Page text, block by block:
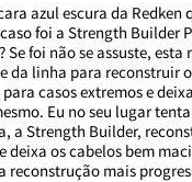
azul escura da Redken
foi a Strength Builder
Se foi não se assuste, esta
da linha para reconstruir
casos extremos e
Eu no seu lugar
a Strength Builder,
deixa os cabelos bem
reconstrução mais